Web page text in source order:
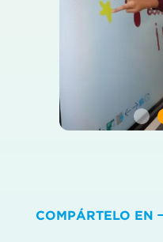
COMPÁRTELO EN